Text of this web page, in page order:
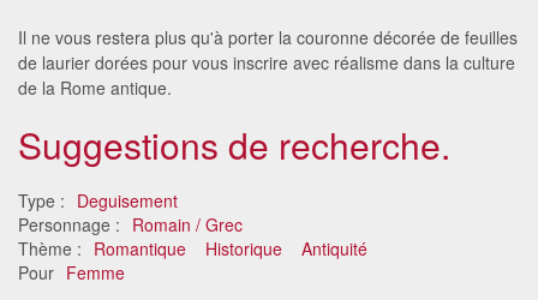
Il ne vous restera plus qu'à porter la couronne décorée de feuilles
de laurier dorées pour vous inscrire avec réalisme dans la culture
de la Rome antique.
Suggestions de recherche.
Type : Deguisement
Personnage : Romain / Grec
Thème : Romantique Historique
Antiquité
Pour Femme